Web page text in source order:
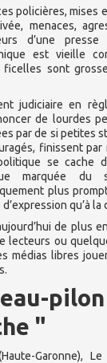
policières, mises
menaces,
d’une
est vieille
sont
judiciaire en
de lourdes
par de si petites
finissent
se cache
marquée du
plus
qu’à la
de plus
lecteurs ou
médias libres
"
Garonne),